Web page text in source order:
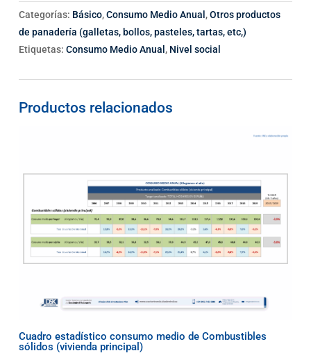
Categorías: Básico,Consumo Medio Anual ,Otros productos
de panadería (galletas, bollos, pasteles, tartas, etc,)
Etiquetas: Consumo Medio Anual , Nivel social
Productos relacionados
Cuadro estadístico consumo medio de Combustibles
sólidos (vivienda principal)